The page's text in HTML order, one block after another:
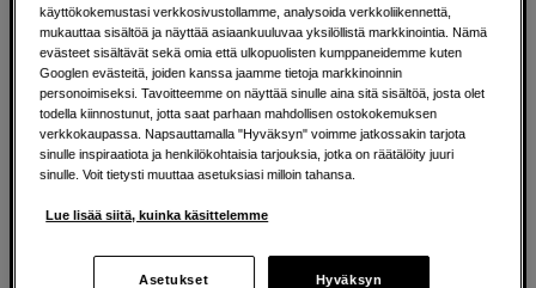
Ratkaisuja luoville ihmisille jo vuodesta
1982
Olemme Scandinavian Photolla jo yli 40 vuoden ajan
auttaneet luovia ihmisiä toteuttamaan visioitaan.
Tarjoamme inspiraatiota, asiantuntemusta ja tuotteita
muun muassa valokuvauksen, äänen, videokuvauksen ja
musiikin ja taiteen harrastajia. Oikeilla työkaluilla ideat
muuttuvat todellisuudeksi. Autamme sinua valitsemaan
käyttökokemustasi verkkosivustollamme, analysoida verkkoliikennettä,
mukauttaa sisältöä ja näyttää asiaankuuluvaa yksilöllistä markkinointia. Nämä
evästeet sisältävät sekä omia että ulkopuolisten kumppaneidemme kuten
Googlen evästeitä, joiden kanssa jaamme tietoja markkinoinnin
personoimiseksi. Tavoitteemme on näyttää sinulle aina sitä sisältöä, josta olet
todella kiinnostunut, jotta saat parhaan mahdollisen ostokokemuksen
verkkokaupassa. Napsauttamalla "Hyväksyn" voimme jatkossakin tarjota
sinulle inspiraatiota ja henkilökohtaisia tarjouksia, jotka on räätälöity juuri
sinulle. Voit tietysti muuttaa asetuksiasi milloin tahansa.
Lue lisää siitä, kuinka käsittelemme
Asetukset Hyväksyn